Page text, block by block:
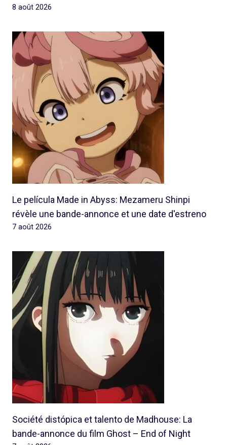
8 août 2026
Le película Made in Abyss: Mezameru Shinpi
révèle une bande-annonce et une date d'estreno
7 août 2026
Société distópica et talento de Madhouse: La
bande-annonce du film Ghost – End of Night